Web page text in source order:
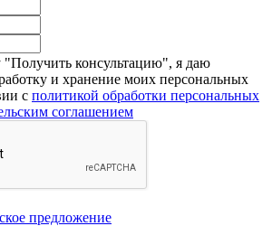
консультацию", я даю
и хранение моих персональных
с политикой обработки персональных
соглашением
предложение